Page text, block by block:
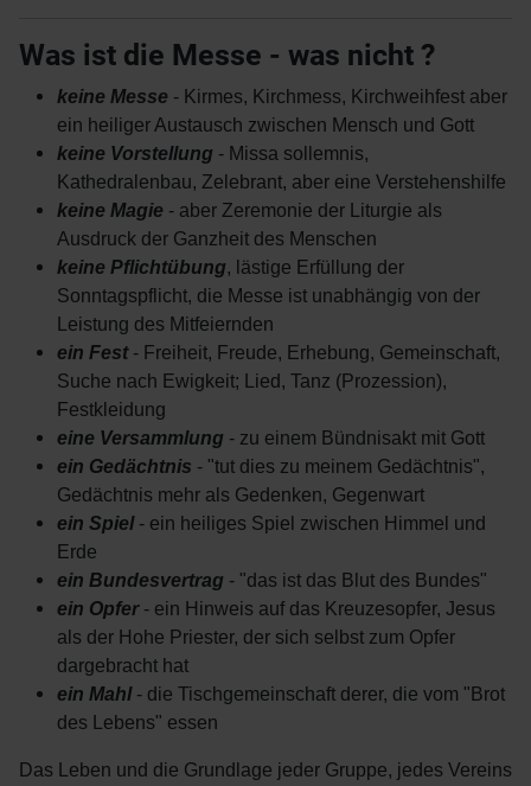
Was ist die Messe - was nicht ?
keine Messe - Kirmes, Kirchmess, Kirchweihfest aber
ein heiliger Austausch zwischen Mensch und Gott
keine Vorstellung - Missa sollemnis,
Kathedralenbau, Zelebrant, aber eine Verstehenshilfe
keine Magie - aber Zeremonie der Liturgie als
Ausdruck der Ganzheit des Menschen
keine Pflichtübung, lästige Erfüllung der
Sonntagspflicht, die Messe ist unabhängig von der
Leistung des Mitfeiernden
ein Fest- Freiheit, Freude, Erhebung, Gemeinschaft,
Suche nach Ewigkeit; Lied, Tanz (Prozession),
Festkleidung
eine Versammlung - zu einem Bündnisakt mit Gott
ein Gedächtnis - "tut dies zu meinem Gedächtnis",
Gedächtnis mehr als Gedenken, Gegenwart
ein Spiel- ein heiliges Spiel zwischen Himmel und
Erde
ein Bundesvertrag - "das ist das Blut des Bundes"
ein Opfer- ein Hinweis auf das Kreuzesopfer, Jesus
als der Hohe Priester, der sich selbst zum Opfer
dargebracht hat
ein Mahl- die Tischgemeinschaft derer, die vom "Brot
des Lebens" essen
Das Leben und die Grundlage jeder Gruppe, jedes Vereins